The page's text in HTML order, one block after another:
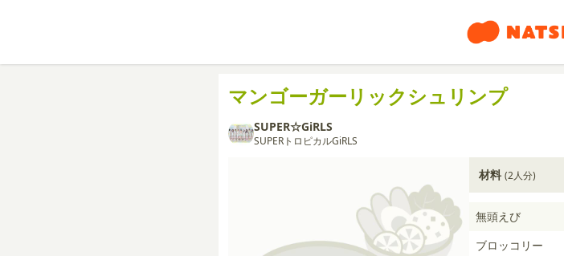
マンゴーガーリックシュリンプ
SUPER☆GiRLS
SUPERトロピカルGiRLS
材料 (2人分)
無頭えび
ブロッコリー